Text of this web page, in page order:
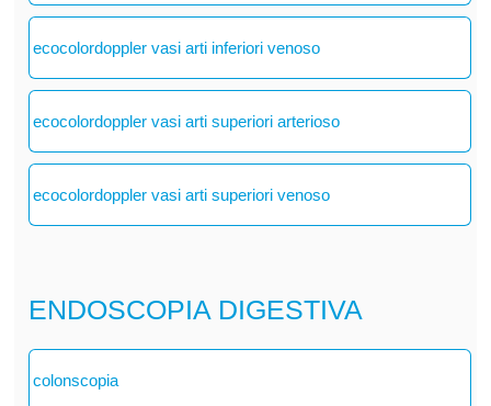
ecocolordoppler vasi arti inferiori venoso
ecocolordoppler vasi arti superiori arterioso
ecocolordoppler vasi arti superiori venoso
ENDOSCOPIA DIGESTIVA
colonscopia